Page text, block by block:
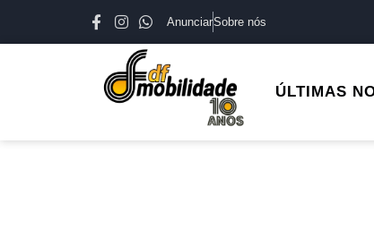
AnunciarSobre nós
ÚLTIMAS